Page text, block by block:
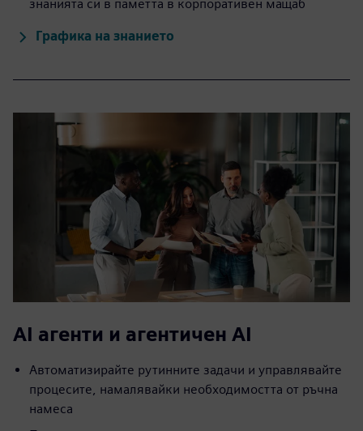
знанията си в паметта в корпоративен мащаб
Графика на знанието
AI агенти и агентичен AI
Автоматизирайте рутинните задачи и управлявайте
процесите, намалявайки необходимостта от ръчна
намеса